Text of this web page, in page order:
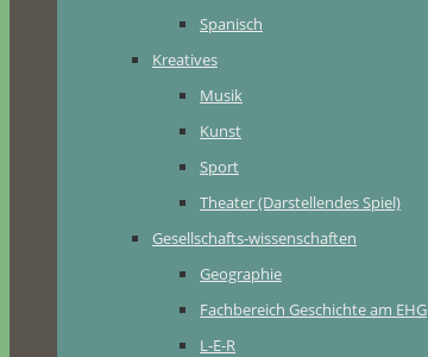
Spanisch
Kreatives
Musik
Kunst
Sport
Theater (Darstellendes Spiel)
Gesellschafts-wissenschaften
Geographie
Fachbereich Geschichte am EHG
L-E-R